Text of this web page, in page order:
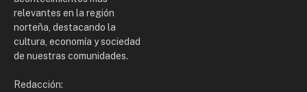
relevantes en la región
norteña, destacando la
cultura, economía y sociedad
de nuestras comunidades.
Redacción: